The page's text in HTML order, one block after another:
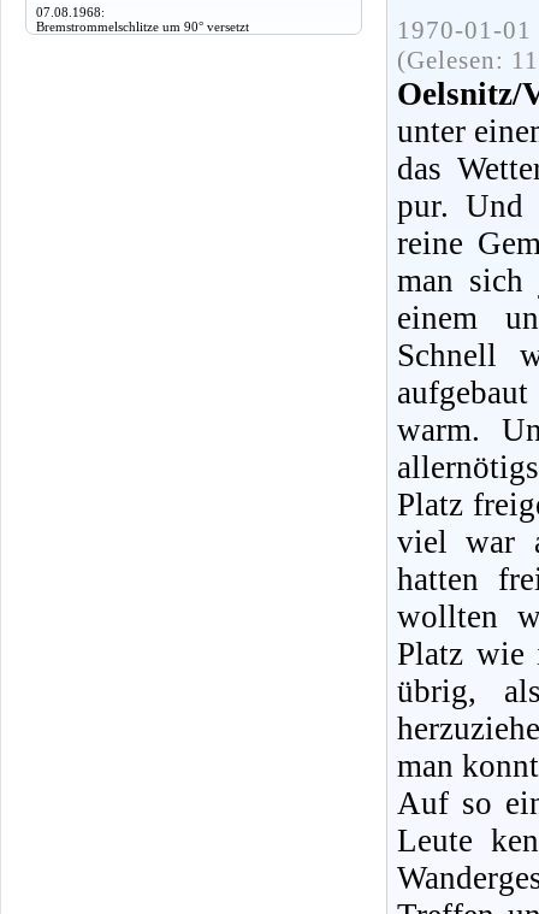
07.08.1968:
Bremstrommelschlitze um 90° versetzt
1970-01-
(Gelesen:
Oelsnitz/
unter
das
pur. Und
reine
man sich
einem
Schnell
warm.
Platz
viel war
hatten
wollten
Platz wie
übrig,
man
Auf so
Leute